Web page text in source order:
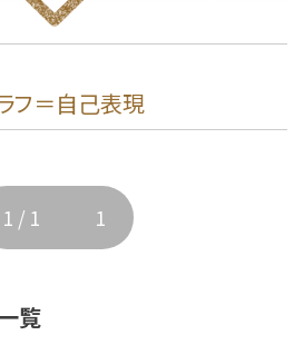
ジ
フ＝自己表現
1 / 1 1
覧